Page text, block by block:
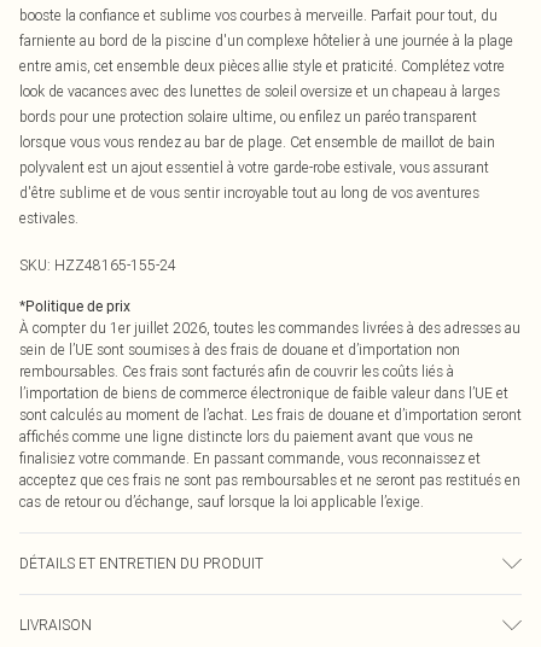
booste la confiance et sublime vos courbes à merveille. Parfait pour tout, du
farniente au bord de la piscine d'un complexe hôtelier à une journée à la plage
entre amis, cet ensemble deux pièces allie style et praticité. Complétez votre
look de vacances avec des lunettes de soleil oversize et un chapeau à larges
bords pour une protection solaire ultime, ou enfilez un paréo transparent
lorsque vous vous rendez au bar de plage. Cet ensemble de maillot de bain
polyvalent est un ajout essentiel à votre garde-robe estivale, vous assurant
d'être sublime et de vous sentir incroyable tout au long de vos aventures
estivales.
SKU: HZZ48165-155-24
*Politique de prix
À compter du 1er juillet 2026, toutes les commandes livrées à des adresses au
sein de l’UE sont soumises à des frais de douane et d’importation non
remboursables. Ces frais sont facturés afin de couvrir les coûts liés à
l’importation de biens de commerce électronique de faible valeur dans l’UE et
sont calculés au moment de l’achat. Les frais de douane et d’importation seront
affichés comme une ligne distincte lors du paiement avant que vous ne
finalisiez votre commande. En passant commande, vous reconnaissez et
acceptez que ces frais ne sont pas remboursables et ne seront pas restitués en
cas de retour ou d’échange, sauf lorsque la loi applicable l’exige.
DÉTAILS ET ENTRETIEN DU PRODUIT
Le mannequin porte une taille 16.
LIVRAISON